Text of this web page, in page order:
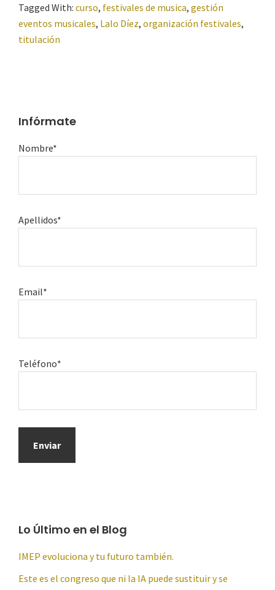
Tagged With: curso, festivales de musica, gestión
eventos musicales, Lalo Díez, organización festivales,
titulación
Infórmate
Nombre*
Apellidos*
Email*
Teléfono*
Lo Último en el Blog
IMEP evoluciona y tu futuro también.
Este es el congreso que ni la IA puede sustituir y se